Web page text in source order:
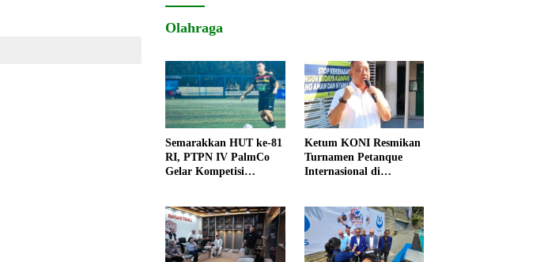
Olahraga
Semarakkan HUT ke-81
RI, PTPN IV PalmCo
Gelar Kompetisi
Ketum KONI Resmikan
Turnamen Petanque
Internasional di